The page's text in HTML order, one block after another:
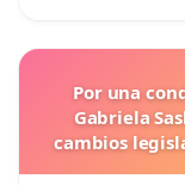
Por una
Gabriela
cambios